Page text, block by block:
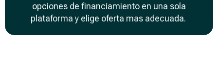
opciones de financiamiento en una sola
plataforma y elige oferta mas adecuada.